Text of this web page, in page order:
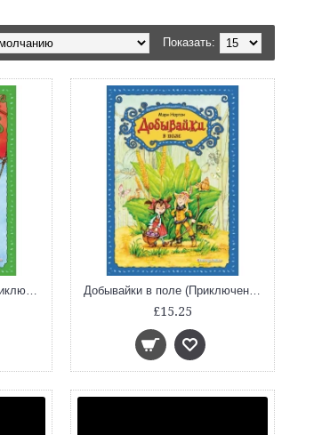
Показать:
Добывайки в воздухе (Приключения маленьких человечков) Добывайки в поле (Приключения маленьких человечков)
£15.25